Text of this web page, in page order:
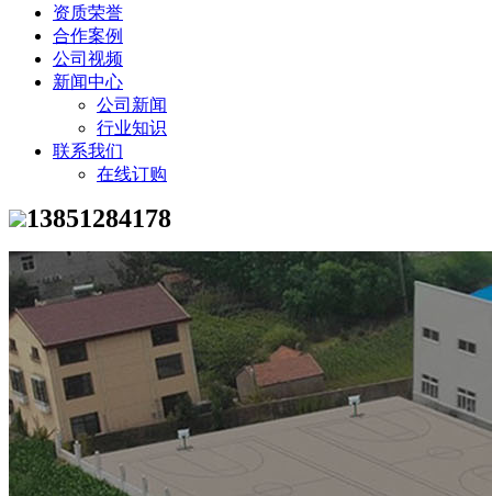
资质荣誉
合作案例
公司视频
新闻中心
公司新闻
行业知识
联系我们
在线订购
13851284178